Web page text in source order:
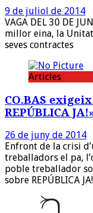
9 de juliol de 2014
VAGA DEL 30 DE
millor eina, la
seves contractes
Articles
CO.BAS
REPÚBLICA
26 de juny de 2014
Enfront de la crisi
treballadors el pa,
poble treballador
sobre REPÚBLICA